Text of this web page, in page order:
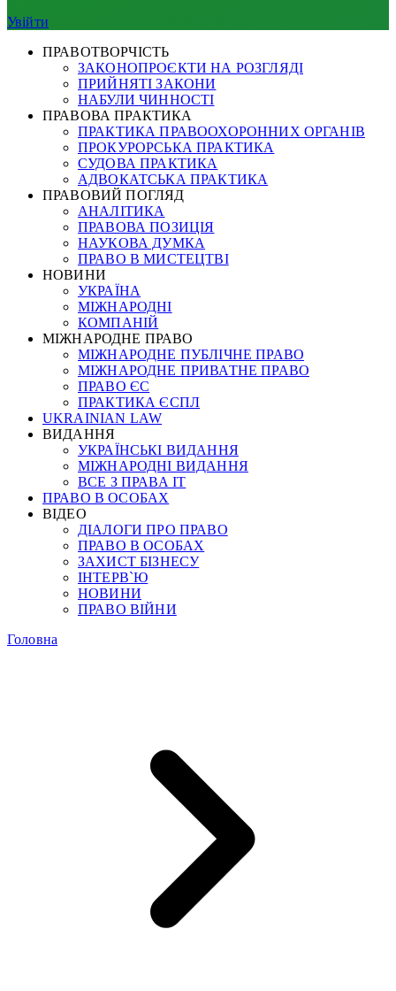
Увійти
ПРАВОТВОРЧІСТЬ
ЗАКОНОПРОЄКТИ НА РОЗГЛЯДІ
ПРИЙНЯТІ ЗАКОНИ
НАБУЛИ ЧИННОСТІ
ПРАВОВА ПРАКТИКА
ПРАКТИКА ПРАВООХОРОННИХ ОРГАНІВ
ПРОКУРОРСЬКА ПРАКТИКА
СУДОВА ПРАКТИКА
АДВОКАТСЬКА ПРАКТИКА
ПРАВОВИЙ ПОГЛЯД
АНАЛІТИКА
ПРАВОВА ПОЗИЦІЯ
НАУКОВА ДУМКА
ПРАВО В МИСТЕЦТВІ
НОВИНИ
УКРАЇНА
МІЖНАРОДНІ
КОМПАНІЙ
МІЖНАРОДНЕ ПРАВО
МІЖНАРОДНЕ ПУБЛІЧНЕ ПРАВО
МІЖНАРОДНЕ ПРИВАТНЕ ПРАВО
ПРАВО ЄС
ПРАКТИКА ЄСПЛ
UKRAINIAN LAW
ВИДАННЯ
УКРАЇНСЬКІ ВИДАННЯ
МІЖНАРОДНІ ВИДАННЯ
ВСЕ З ПРАВА ІТ
ПРАВО В ОСОБАХ
ВІДЕО
ДІАЛОГИ ПРО ПРАВО
ПРАВО В ОСОБАХ
ЗАХИСТ БІЗНЕСУ
ІНТЕРВ`Ю
НОВИНИ
ПРАВО ВІЙНИ
Головна